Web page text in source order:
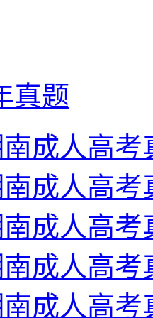
真题
南成人高
南成人高
南成人高
南成人高
南成人高